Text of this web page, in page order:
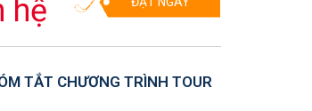
hệ
TẮT CHƯƠNG TRÌNH TOUR